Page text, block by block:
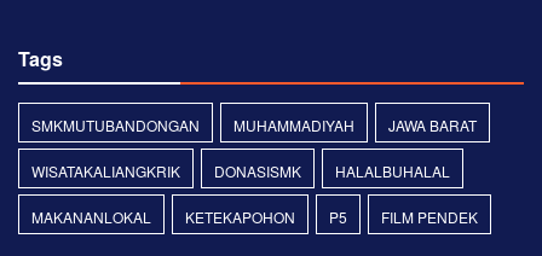
Tags
SMKMUTUBANDONGAN MUHAMMADIYAH JAWA BARAT
WISATAKALIANGKRIK DONASISMK HALALBUHALAL
MAKANANLOKAL KETEKAPOHON P5 FILM PENDEK